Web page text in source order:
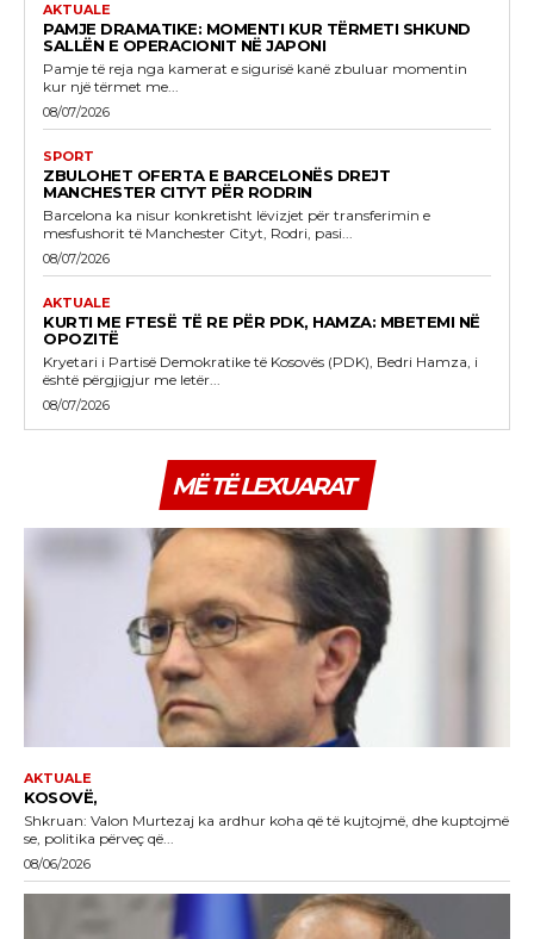
AKTUALE
PAMJE DRAMATIKE: MOMENTI KUR TËRMETI SHKUND
SALLËN E OPERACIONIT NË JAPONI
Pamje të reja nga kamerat e sigurisë kanë zbuluar momentin
kur një tërmet me...
08/07/2026
SPORT
ZBULOHET OFERTA E BARCELONËS DREJT
MANCHESTER CITYT PËR RODRIN
Barcelona ka nisur konkretisht lëvizjet për transferimin e
mesfushorit të Manchester Cityt, Rodri, pasi...
08/07/2026
AKTUALE
KURTI ME FTESË TË RE PËR PDK, HAMZA: MBETEMI NË
OPOZITË
Kryetari i Partisë Demokratike të Kosovës (PDK), Bedri Hamza, i
është përgjigjur me letër...
08/07/2026
MË TË LEXUARAT
AKTUALE
KOSOVË,
Shkruan: Valon Murtezaj ka ardhur koha që të kujtojmë, dhe kuptojmë
se, politika përveç që...
08/06/2026